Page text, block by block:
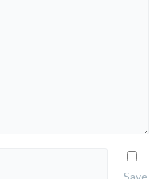
Save